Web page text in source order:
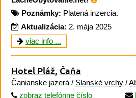
Poznámky: Platená inzercia.
Aktualizácia: 2. mája 2025
viac info ...
Hotel Pláž, Čaňa
Čanianske jazerá / Slanské vrchy /
zobraz telefónne číslo